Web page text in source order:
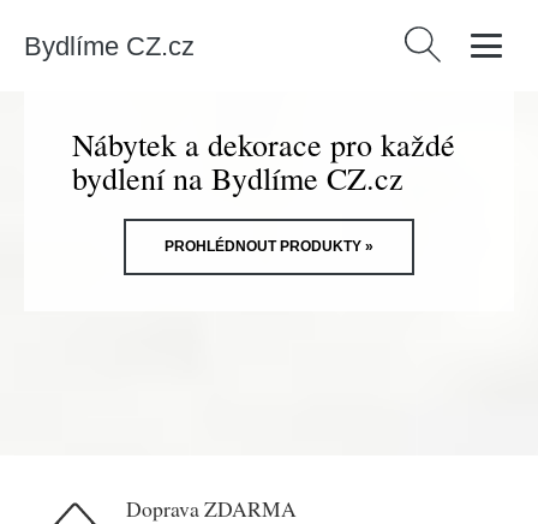
Bydlíme CZ.cz Vyhledávání
Nábytek a dekorace pro každé
bydlení na Bydlíme CZ.cz
PROHLÉDNOUT PRODUKTY »
Doprava ZDARMA